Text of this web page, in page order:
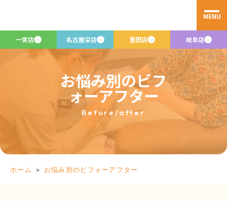
MENU
一宮店 名古屋栄店 豊田店 岐阜店
お悩み別のビフ
ォーアフター
Before/after
ホーム ＞ お悩み別のビフォーアフター